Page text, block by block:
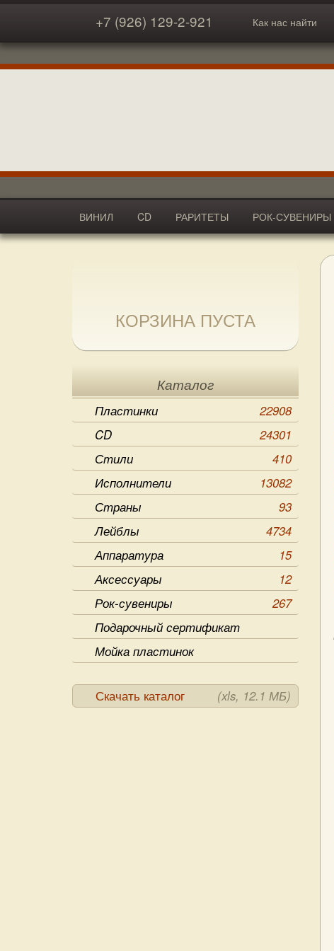
+7 (926) 129-2-921 Как нас найти
ВИНИЛ CD РАРИТЕТЫ РОК-СУВЕНИРЫ
АКСЕССУАРЫ
КОРЗИНА ПУСТА
Каталог
Пластинки
22908
CD
24301
Стили
410
Исполнители
13082
Страны
93
Лейблы
4734
Аппаратура
15
Аксессуары
12
Рок-сувениры
267
Подарочный сертификат
Мойка пластинок
Скачать каталог (xls, 12.1 МБ)